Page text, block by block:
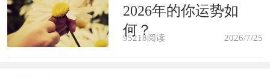
2026年的你运势如
何？
95218阅读 2026/7/25